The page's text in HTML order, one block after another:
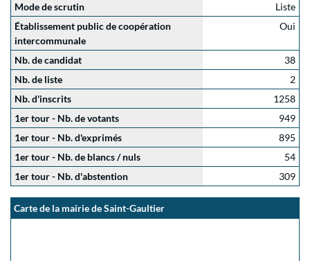
Mode de scrutin
Liste
Établissement public de coopération
intercommunale
Oui
Nb. de candidat
38
Nb. de liste
2
Nb. d'inscrits
1258
1er tour - Nb. de votants
949
1er tour - Nb. d'exprimés
895
1er tour - Nb. de blancs / nuls
54
1er tour - Nb. d'abstention
309
Carte de la mairie de Saint-Gaultier